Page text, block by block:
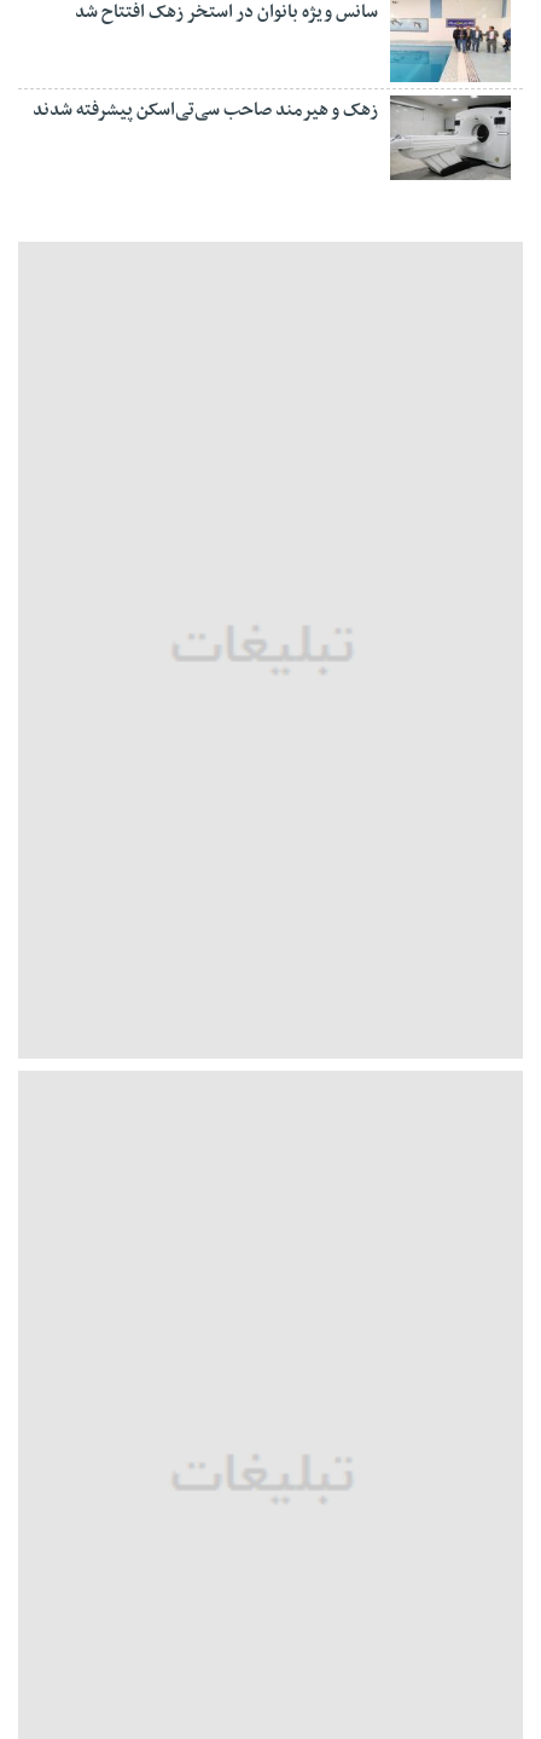
سانس ویژه بانوان در استخر زهک افتتاح شد
زهک و هیرمند صاحب سی‌تی‌اسکن پیشرفته شدند